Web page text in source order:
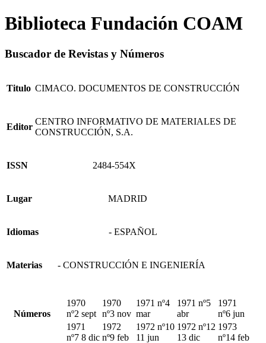
Biblioteca Fundación COAM
Buscador de Revistas y Números
Titulo CIMACO. DOCUMENTOS DE CONSTRUCCIÓN
Editor
CENTRO INFORMATIVO DE MATERIALES DE
CONSTRUCCIÓN, S.A.
ISSN 2484-554X
Lugar MADRID
Idiomas - ESPAÑOL
Materias - CONSTRUCCIÓN E INGENIERÍA
Números
1970
nº2 sept
1970
nº3 nov
1971 nº4
mar
1971 nº5
abr
1971
nº6 jun
1971
nº7 8 dic
1972
nº9 feb
1972 nº10
11 jun
1972 nº12
13 dic
1973
nº14 feb